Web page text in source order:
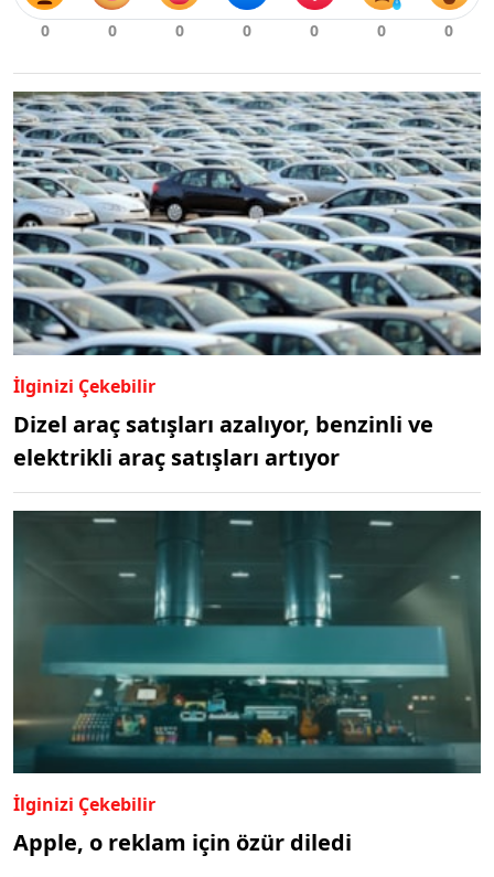
İlginizi Çekebilir
Dizel araç satışları azalıyor, benzinli ve
elektrikli araç satışları artıyor
İlginizi Çekebilir
Apple, o reklam için özür diledi